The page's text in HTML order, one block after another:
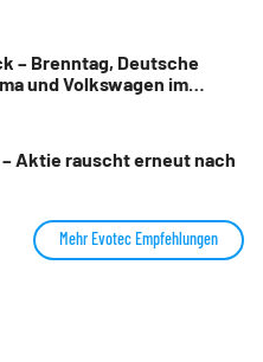
– Brenntag, Deutsche
und Volkswagen im
Aktie rauscht erneut nach
Mehr Evotec Empfehlungen